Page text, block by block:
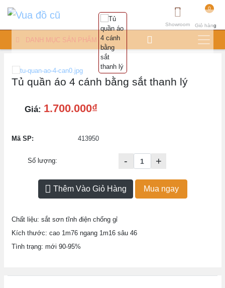
0
Giỏ hàng
Showroom
DANH MỤC SẢN PHẨM
Tủ quần áo 4 cánh bằng sắt thanh lý
Giá: 1.700.000₫
Mã SP: 413950
Số lượng: - +
Thêm Vào Giỏ Hàng Mua ngay
Chất liệu: sắt sơn tĩnh điện chống gỉ
Kích thước: cao 1m76 ngang 1m16 sâu 46
Tình trạng: mới 90-95%